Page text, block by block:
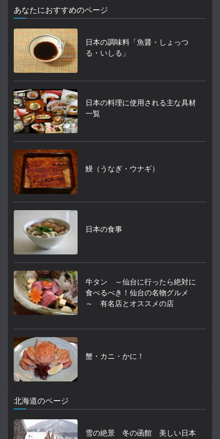
あなたにおすすめのページ
日本の調味料「魚醤・しょっつ
る・いしる」
日本の料理に使用される主な具材
一覧
鰻（うなぎ・ウナギ）
日本の食事
牛タン ～仙台に行ったら絶対に
食べるべき！仙台の名物グルメ
～ 有名店とオススメの店
蟹・カニ・かに！
北海道のページ
雪の絶景 冬の函館 美しい日本